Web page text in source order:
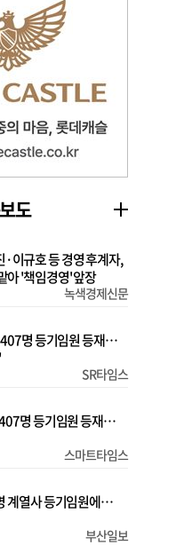
도
이규호 등 경영 후계자,
아 '책임경영' 앞장
녹색경제신문
명 등기임원 등재…
SR타임스
명 등기임원 등재…
스마트타임스
계열사 등기임원에…
부산일보